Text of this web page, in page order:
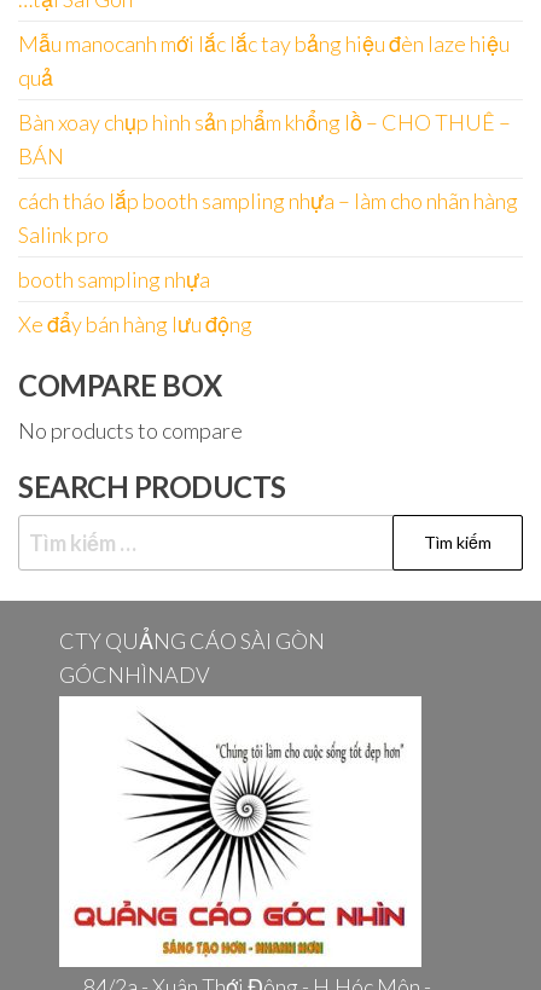
Mẫu manocanh mới lắc lắc tay bảng hiệu đèn laze hiệu
quả
Bàn xoay chụp hình sản phẩm khổng lồ – CHO THUÊ –
BÁN
cách tháo lắp booth sampling nhựa – làm cho nhãn hàng
Salink pro
booth sampling nhựa
Xe đẩy bán hàng lưu động
COMPARE BOX
No products to compare
SEARCH PRODUCTS
Tìm
kiếm
cho:
CTY QUẢNG CÁO SÀI GÒN
GÓCNHÌNADV